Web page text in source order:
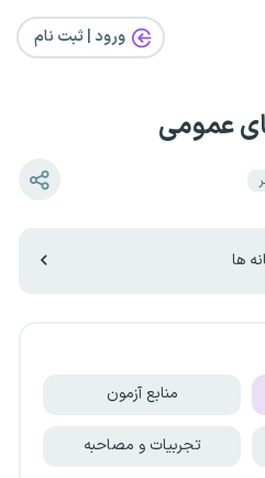
ورود | ثبت‌ نام
عمومی
ها
منابع آزمون
تجربیات و مصاحبه